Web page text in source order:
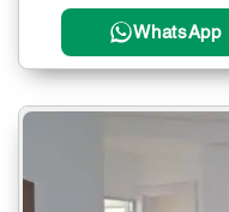
WhatsApp